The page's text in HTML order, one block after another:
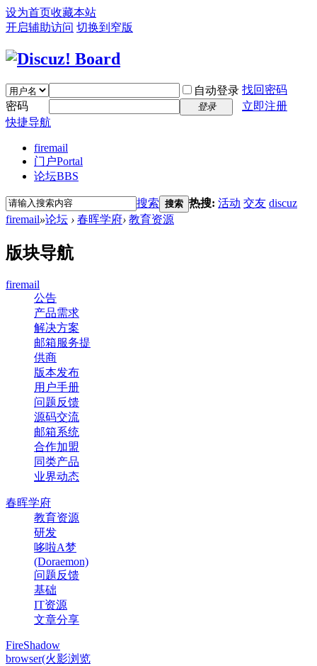
设为首页收藏本站
开启辅助访问 切换到窄版
自动登录 找回密码
密码
登录
立即注册
快捷导航
firemail
门户Portal
论坛BBS
搜索 搜索 热搜: 活动 交友 discuz
firemail»论坛 › 春晖学府› 教育资源
版块导航
firemail
公告
产品需求
解决方案
邮箱服务提
供商
版本发布
用户手册
问题反馈
源码交流
邮箱系统
合作加盟
同类产品
业界动态
春晖学府
教育资源
研发
哆啦A梦
(Doraemon)
问题反馈
基础
IT资源
文章分享
FireShadow
browser(火影浏览